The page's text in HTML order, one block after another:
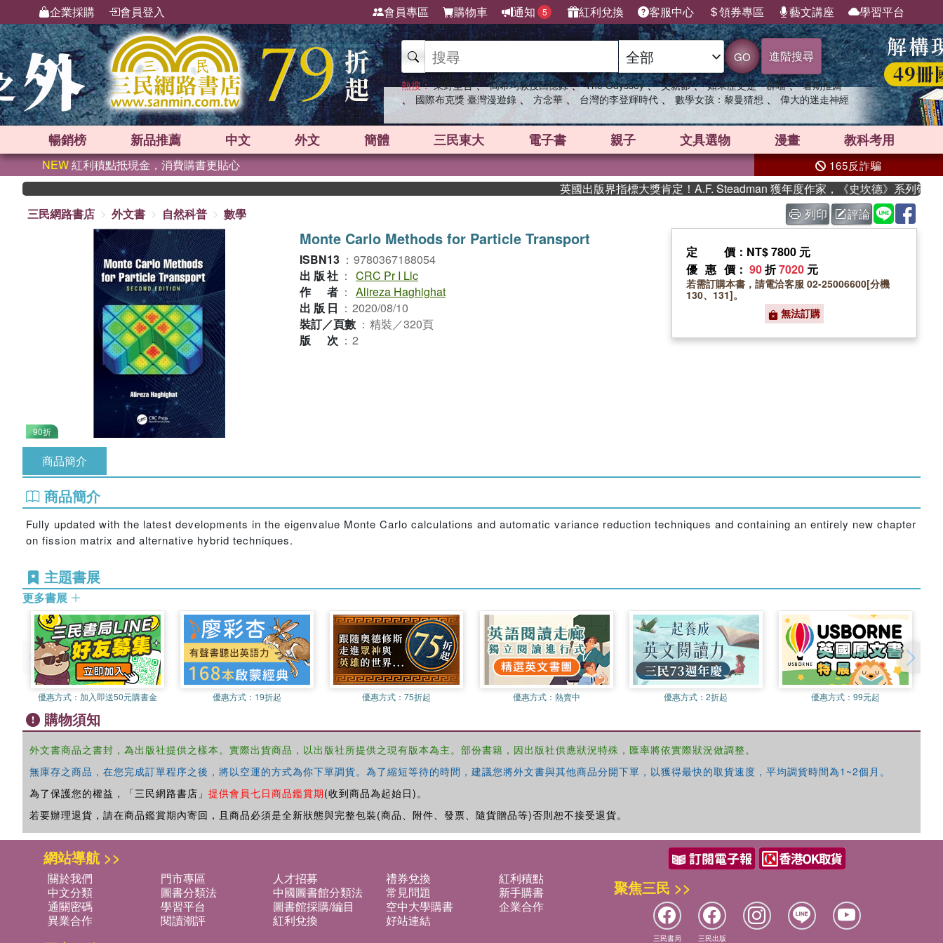
企業採購 會員登入 會員專區 購物車 通知 5 紅利兌換 客服中心 領券專區 藝文講座 學習平台
GO 進階搜尋
熱搜： 東野圭吾 、 高希均教授回憶錄 、 The Odyssey 、 父親節 、 如果歷史是一群喵 、 暑期推薦
、 國際布克獎 臺灣漫遊錄 、 方念華 、 台灣的李登輝時代 、 數學女孩：黎曼猜想 、 偉大的迷走神經
暢銷榜 新品推薦 中文 外文 簡體 三民東大 電子書 親子 文具選物 漫畫 教科考用
NEW紅利積點抵現金，消費購書更貼心 165反詐騙
英國出版界指標大獎肯定！A.F. Steadman 獲年度作家，《史坎德》系列帶你踏
三民網路書店
外文書 自然科普 數學 列印 評論
90折
Monte Carlo Methods for Particle Transport
ISBN13 ： 9780367188054
出版社 ： CRC Pr I Llc
作者 ： Alireza Haghighat
出版日 ： 2020/08/10
裝訂／頁數 ： 精裝／320頁
版次 ： 2
定價 ：NT$ 7800 元
優惠價 ： 90折7020 元
若需訂購本書，請電洽客服 02-25006600[分機
130、131]。
無法訂購
商品簡介
商品簡介
Fully updated with the latest developments in the eigenvalue Monte Carlo calculations and automatic variance reduction techniques and containing an entirely new chapter
on fission matrix and alternative hybrid techniques.
主題書展
更多書展
優惠方式： 加入即送50元購書金 優惠方式： 19折起 優惠方式：75折起 優惠方式： 熱賣中 優惠方式：2折起 優惠方式：99元起
購物須知
外文書商品之書封，為出版社提供之樣本。實際出貨商品，以出版社所提供之現有版本為主。部份書籍，因出版社供應狀況特殊，匯率將依實際狀況做調整。
無庫存之商品，在您完成訂單程序之後，將以空運的方式為你下單調貨。為了縮短等待的時間，建議您將外文書與其他商品分開下單，以獲得最快的取貨速度，平均調貨時間為1~2個月。
為了保護您的權益，「三民網路書店」 提供會員七日商品鑑賞期(收到商品為起始日)。
若要辦理退貨，請在商品鑑賞期內寄回，且商品必須是全新狀態與完整包裝(商品、附件、發票、隨貨贈品等)否則恕不接受退貨。
網站導航 >>
關於我們 門市專區 人才招募 禮券兌換
紅利積點
中文分類
圖書分類法 中國圖書館分類法 常見問題
新手購書
通關密碼
學習平台 圖書館採購/編目 空中大學購書
企業合作
異業合作
閱讀潮評 紅利兌換 好站連結
聚焦三民 >>
三民書局 三民出版